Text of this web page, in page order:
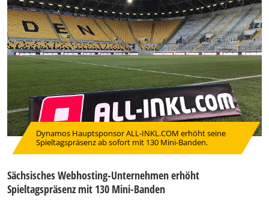
Dynamos Hauptsponsor ALL-INKL.COM erhöht seine
Spieltagspräsenz ab sofort mit 130 Mini-Banden.
Sächsisches Webhosting-Unternehmen erhöht
Spieltagspräsenz mit 130 Mini-Banden